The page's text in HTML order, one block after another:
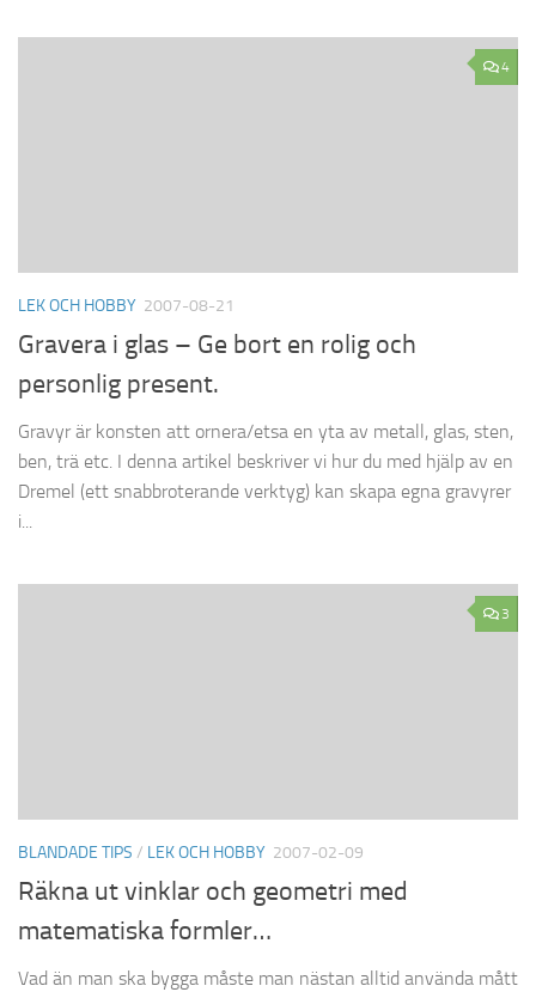
4
LEK OCH HOBBY 2007-08-21
Gravera i glas – Ge bort en rolig och
personlig present.
Gravyr är konsten att ornera/etsa en yta av metall, glas, sten,
ben, trä etc. I denna artikel beskriver vi hur du med hjälp av en
Dremel (ett snabbroterande verktyg) kan skapa egna gravyrer
i...
3
BLANDADE TIPS / LEK OCH HOBBY 2007-02-09
Räkna ut vinklar och geometri med
matematiska formler…
Vad än man ska bygga måste man nästan alltid använda mått